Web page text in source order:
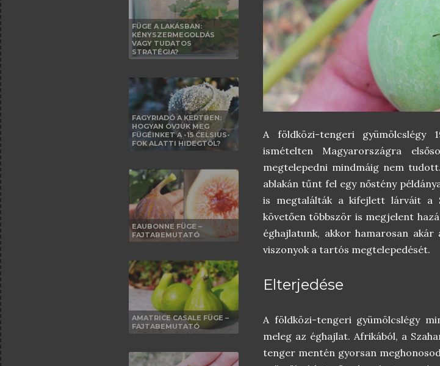
FÜGE A LAKÁSBAN:
KÉNYSZERMEGOLDÁS
VAGY TUDATOS
STRATÉGIA?
FAGYRIADÓ A KERTBEN:
HOGYAN ÓVJUK MEG
FÜGÉINKET A -15 CELSIUS-
FOK ALATTI HIDEGTŐL?
EAUBONNE FÜGE –
FAJTABEMUTATÓ
AMATRICE CASALE FÜGE –
FAJTABEMUTATÓ
A földközi-tengeri gyümölcslégy
ismételten Magyarországra
megtelepedni mindmáig nem
ablakán tűnt fel egy nőstény
is megtalálták a kifejlett lárváit a
követően többször is megjelent
éghajlatunk, akkor hamarosan
viszonyok a tartós megtelepedését.
Elterjedése
A földközi-tengeri gyümölcslégy
meleg az éghajlat. Afrikából, a
tenger mentén gyorsan